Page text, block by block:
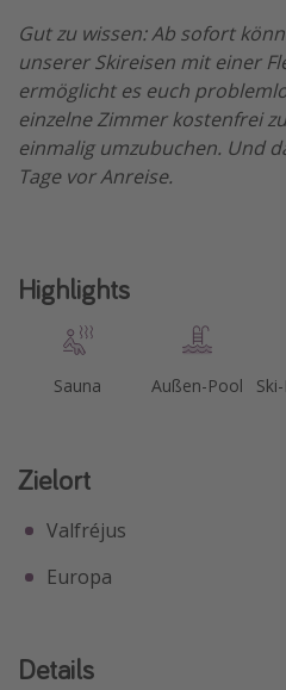
Gut zu wissen: Ab sofort
unserer Skireisen mit einer
ermöglicht es euch
einzelne Zimmer kostenfrei
einmalig umzubuchen. Und
Tage vor Anreise.
Highlights
Sauna Außen-Pool
Zielort
Valfréjus
Europa
Details